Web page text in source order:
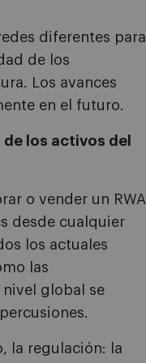
diferentes para
de los
Los avances
en el futuro.
los activos del
o vender un RWA
desde cualquier
los actuales
las
global se
la regulación: la